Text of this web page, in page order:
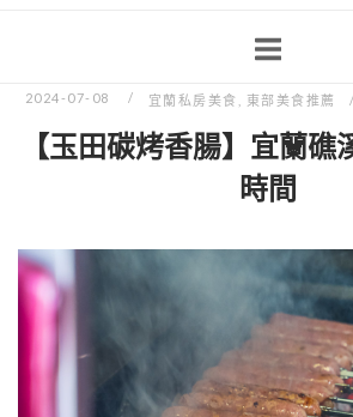
2024-07-08 宜蘭私房美食 東部美食推薦
【玉田碳烤香腸】宜蘭
時間